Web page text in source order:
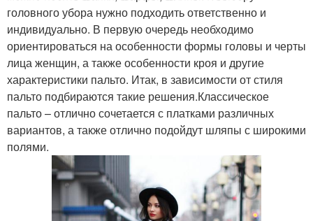
головного убора нужно подходить ответственно и
индивидуально. В первую очередь необходимо
ориентироваться на особенности формы головы и черты
лица женщин, а также особенности кроя и другие
характеристики пальто. Итак, в зависимости от стиля
пальто подбираются такие решения.Классическое
пальто – отлично сочетается с платками различных
вариантов, а также отлично подойдут шляпы с широкими
полями.